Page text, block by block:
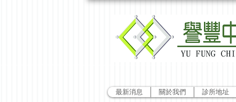
最新消息 關於我們 診所地址